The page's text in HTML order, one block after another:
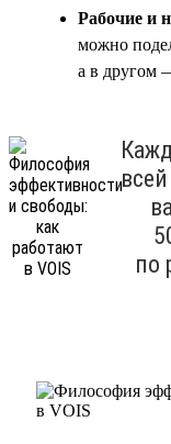
Рабочие и
можно
а в
по